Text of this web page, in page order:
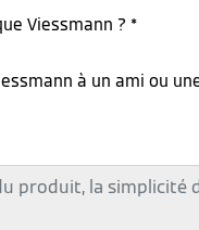
Viessmann ? *
à un ami ou